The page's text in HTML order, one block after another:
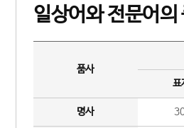
일상어와 전문어의
품사
표
명사